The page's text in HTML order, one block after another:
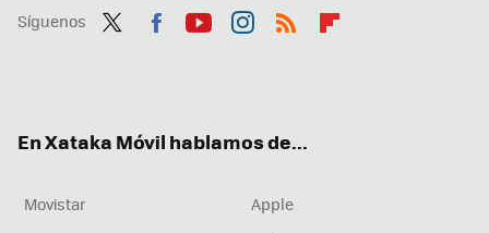
Síguenos
En Xataka Móvil hablamos de...
Movistar
Apple